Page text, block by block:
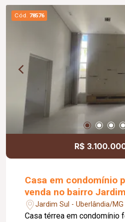
fotovoltaica 1100 kva
Cód. 78576
R$
Casa em condomínio
venda no bairro
Jardim Sul - Uberlândia/MG
Casa térrea em condomínio